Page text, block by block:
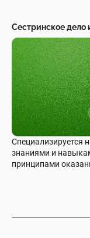
Сестринское дело
Специализируется
знаниями и
принципами